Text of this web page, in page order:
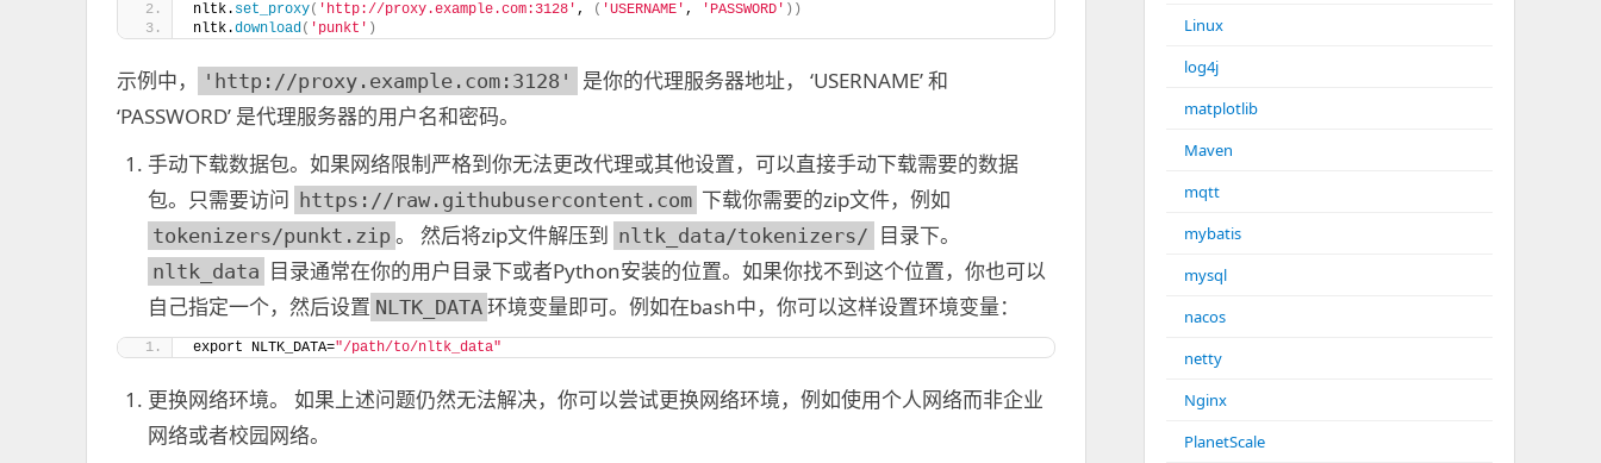
nltk. set_proxy( 'http://proxy.example.com:3128' , ( 'USERNAME' , 'PASSWORD' ))
nltk.download( 'punkt' )
示例中， 'http://proxy.example.com:3128'
是你的代理服务器地址， ‘USERNAME’ 和
‘PASSWORD’ 是代理服务器的用户名和密码。
手动下载数据包。如果网络限制严格到你无法更改代理或其他设置，可以直接手动下载需要的数据
包。只需要访问 https://raw.githubusercontent.com 下载你需要的zip文件，例如
tokenizers/punkt.zip 。 然后将zip文件解压到 nltk_data/tokenizers/ 目录下。
nltk_data 目录通常在你的用户目录下或者Python安装的位置。如果你找不到这个位置，你也可以
自己指定一个，然后设置 NLTK_DATA 环境变量即可。例如在bash中，你可以这样设置环境变量：
export NLTK_DATA="/path/to/nltk_data"
更换网络环境。 如果上述问题仍然无法解决，你可以尝试更换网络环境，例如使用个人网络而非企业
网络或者校园网络。
Linux
log4j
matplotlib
Maven
mqtt
mybatis
mysql
nacos
netty
Nginx
PlanetScale